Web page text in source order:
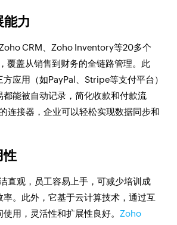
能力
CRM、Zoho Inventory等20多个
覆盖从销售到财务的全链路管理。此
应用（如PayPal、Stripe等支付平台）
都能被自动记录，简化收款和付款流
连接器，企业可以轻松实现数据同步和
性
直观，员工容易上手，可减少培训成
率。此外，它基于云计算技术，通过互
用，灵活性和扩展性良好。 Zoho